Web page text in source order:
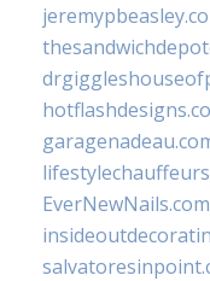
EverNewNails.com